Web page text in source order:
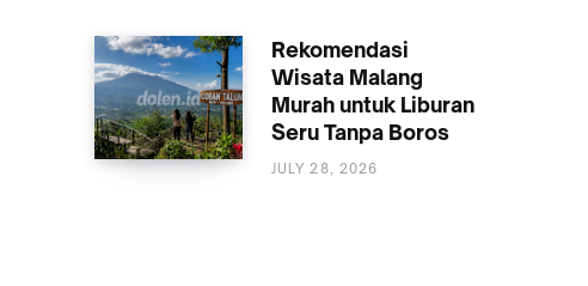
Rekomendasi
Wisata Malang
Murah untuk Liburan
Seru Tanpa Boros
JULY 28, 2026